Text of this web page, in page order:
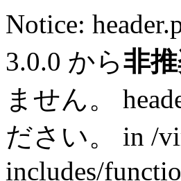
Notice:
3.0.0 から非
ません。
ださい。 in /
includes/